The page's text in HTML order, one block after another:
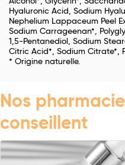
Hyaluronic Acid, Sodium
Nephelium Lappaceum Peel
Sodium Carrageenan*,
1,5-Pentanediol, Sodium
Citric Acid*, Sodium Citrate*,
* Origine naturelle.
Nos
conseillent